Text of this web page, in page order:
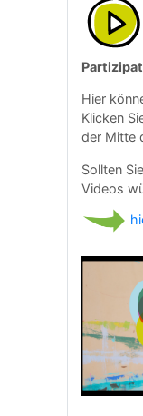
Hier
Klicken
der Mitte
Sollten
Videos